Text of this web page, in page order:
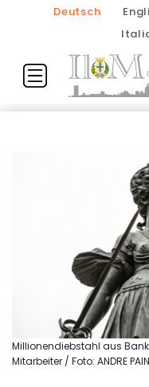
Deutsch
Millionendiebstahl aus
Mitarbeiter / Foto: ANDRE